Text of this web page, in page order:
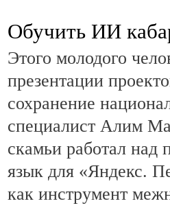
Обучить ИИ
Этого молодого
презентации
сохранение
специалист Алим
скамьи работал над
язык для «Яндекс.
как инструмент